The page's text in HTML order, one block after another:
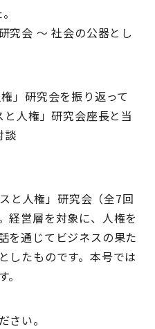
究会 ～ 社会の公器とし
」研究会を振り返って
人権」研究会座長と当
談
と人権」研究会（全7回
経営層を対象に、人権を
を通じてビジネスの果た
したものです。本号では
さい。